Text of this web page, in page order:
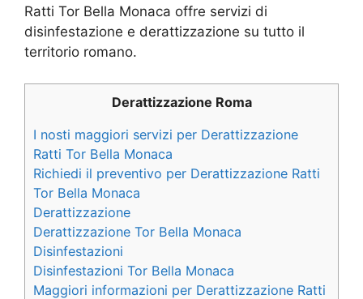
Ratti Tor Bella Monaca offre servizi di
disinfestazione e derattizzazione su tutto il
territorio romano.
Derattizzazione Roma
I nosti maggiori servizi per Derattizzazione
Ratti Tor Bella Monaca
Richiedi il preventivo per Derattizzazione Ratti
Tor Bella Monaca
Derattizzazione
Derattizzazione Tor Bella Monaca
Disinfestazioni
Disinfestazioni Tor Bella Monaca
Maggiori informazioni per Derattizzazione Ratti